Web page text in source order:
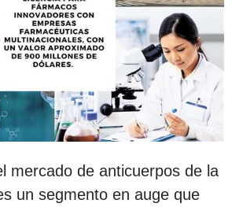
mercado de anticuerpos de la
un segmento en auge que